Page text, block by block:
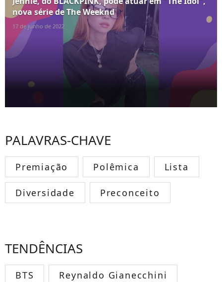
nova série de The Weeknd
17 de junho de 2022
PALAVRAS-CHAVE
Premiação Polêmica Lista
Diversidade Preconceito
TENDÊNCIAS
BTS Reynaldo Gianecchini